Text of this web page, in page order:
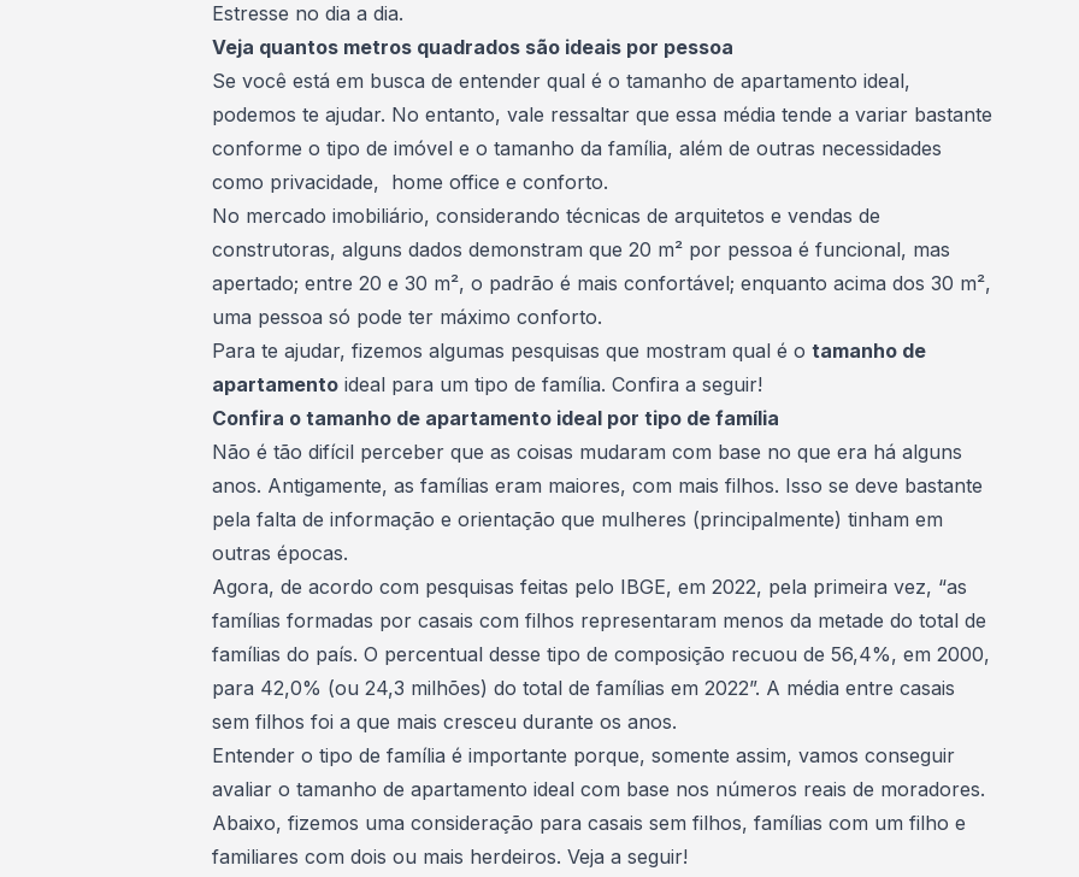
Estresse no dia a dia.
Veja quantos metros quadrados são ideais por pessoa
Se você está em busca de entender qual é o tamanho de apartamento ideal,
podemos te ajudar. No entanto, vale ressaltar que essa média tende a variar bastante
conforme o tipo de imóvel e o tamanho da família, além de outras necessidades
como privacidade, home office e conforto.
No mercado imobiliário, considerando técnicas de arquitetos e vendas de
construtoras, alguns dados demonstram que 20 m² por pessoa é funcional, mas
apertado; entre 20 e 30 m², o padrão é mais confortável; enquanto acima dos 30 m²,
uma pessoa só pode ter máximo conforto.
Para te ajudar, fizemos algumas pesquisas que mostram qual é o tamanho de
apartamento ideal para um tipo de família. Confira a seguir!
Confira o tamanho de apartamento ideal por tipo de família
Não é tão difícil perceber que as coisas mudaram com base no que era há alguns
anos. Antigamente, as famílias eram maiores, com mais filhos. Isso se deve bastante
pela falta de informação e orientação que mulheres (principalmente) tinham em
outras épocas.
Agora, de acordo com pesquisas feitas pelo IBGE, em 2022, pela primeira vez, “as
famílias formadas por casais com filhos representaram menos da metade do total de
famílias do país. O percentual desse tipo de composição recuou de 56,4%, em 2000,
para 42,0% (ou 24,3 milhões) do total de famílias em 2022”. A média entre casais
sem filhos foi a que mais cresceu durante os anos.
Entender o tipo de família é importante porque, somente assim, vamos conseguir
avaliar o tamanho de apartamento ideal com base nos números reais de moradores.
Abaixo, fizemos uma consideração para casais sem filhos, famílias com um filho e
familiares com dois ou mais herdeiros. Veja a seguir!